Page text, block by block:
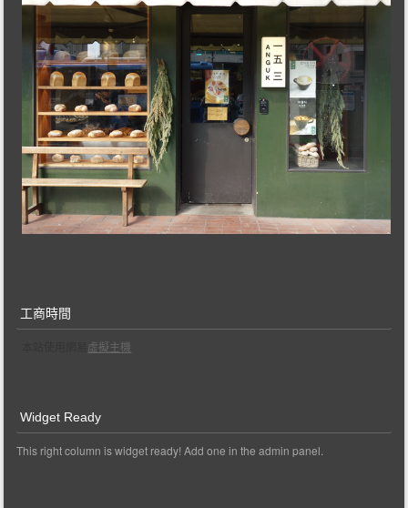
工商時間
虛擬主機
Widget Ready
This right column is widget ready! Add one in the admin panel.